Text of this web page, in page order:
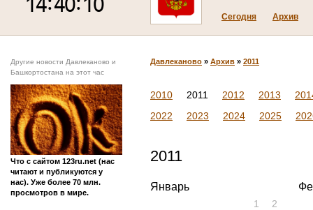
Сегодня Архив
Другие новости Давлеканово и
Башкортостана на этот час
Что с сайтом 123ru.net (нас
читают и публикуются у
нас). Уже более 70 млн.
просмотров в мире.
Давлеканово » Архив » 2011
2010 2011 2012 2013
2022
2023 2024 2025
2011
Январь
1
2